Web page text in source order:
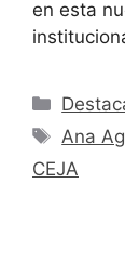
en esta
Ana
CEJA